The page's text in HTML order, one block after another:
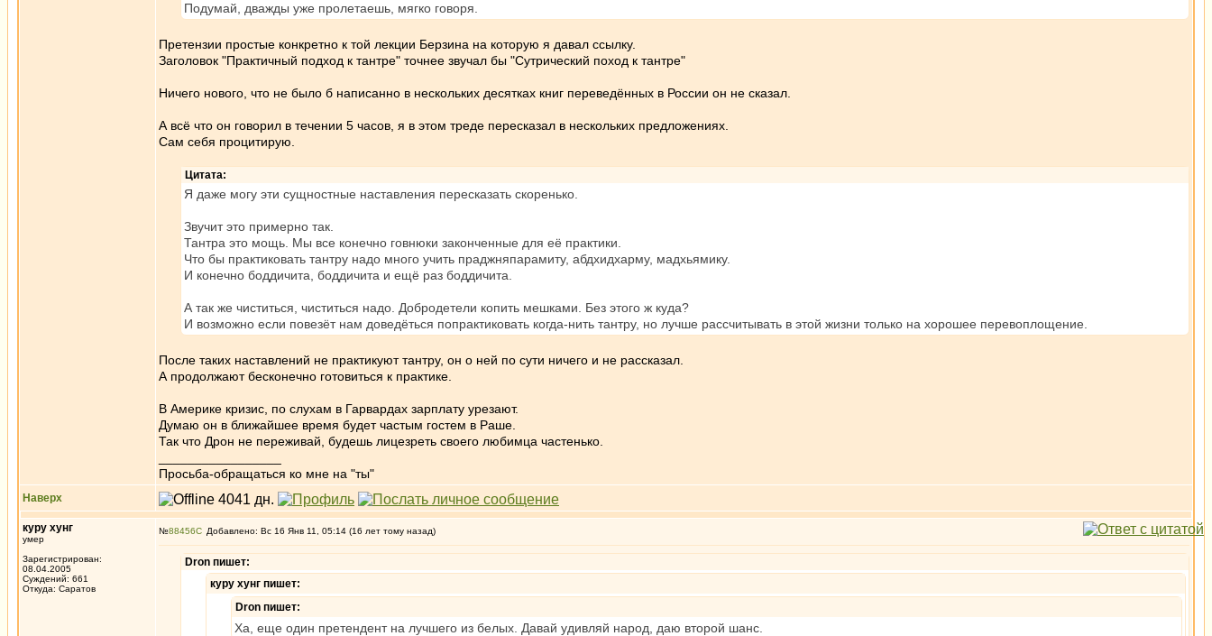
Подумай, дважды уже пролетаешь, мягко говоря.
Претензии простые конкретно к той лекции Берзина на которую я давал ссылку.
Заголовок "Практичный подход к тантре" точнее звучал бы "Сутрический поход к тантре"
Ничего нового, что не было б написанно в нескольких десятках книг переведённых в России он не сказал.
А всё что он говорил в течении 5 часов, я в этом треде пересказал в нескольких предложениях.
Сам себя процитирую.
Цитата:
Я даже могу эти сущностные наставления пересказать скоренько.
Звучит это примерно так.
Тантра это мощь. Мы все конечно говнюки законченные для её практики.
Что бы практиковать тантру надо много учить праджняпарамиту, абдхидхарму, мадхьямику.
И конечно боддичита, боддичита и ещё раз боддичита.
А так же чиститься, чиститься надо. Добродетели копить мешками. Без этого ж куда?
И возможно если повезёт нам доведёться попрактиковать когда-нить тантру, но лучше рассчитывать в этой жизни только на хорошее перевоплощение.
После таких наставлений не практикуют тантру, он о ней по сути ничего и не рассказал.
А продолжают бесконечно готовиться к практике.
В Америке кризис, по слухам в Гарвардах зарплату урезают.
Думаю он в ближайшее время будет частым гостем в Раше.
Так что Дрон не переживай, будешь лицезреть своего любимца частенько.
Просьба-обращаться ко мне на "ты"
Наверх
куру хунг
умер
Зарегистрирован:
08.04.2005
Суждений: 661
Откуда: Саратов
№88456 Добавлено: Вс 16 Янв 11, 05:14 (16 лет тому назад)
Dron пишет:
куру хунг пишет:
Dron пишет:
Ха, еще один претендент на лучшего из белых. Давай удивляй народ, даю второй шанс.